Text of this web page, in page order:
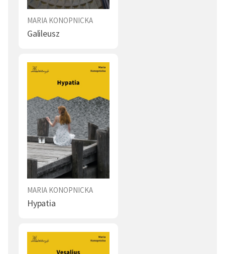
MARIA KONOPNICKA
Galileusz
MARIA KONOPNICKA
Hypatia